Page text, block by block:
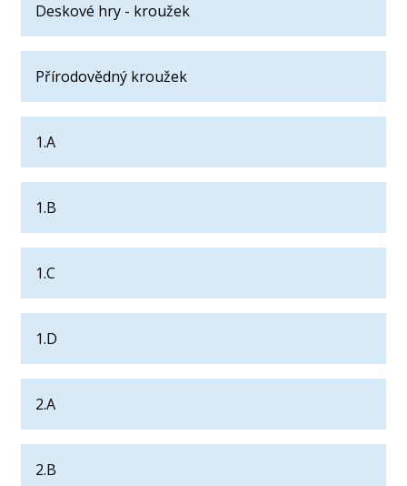
Deskové hry - kroužek
Přírodovědný kroužek
1.A
1.B
1.C
1.D
2.A
2.B